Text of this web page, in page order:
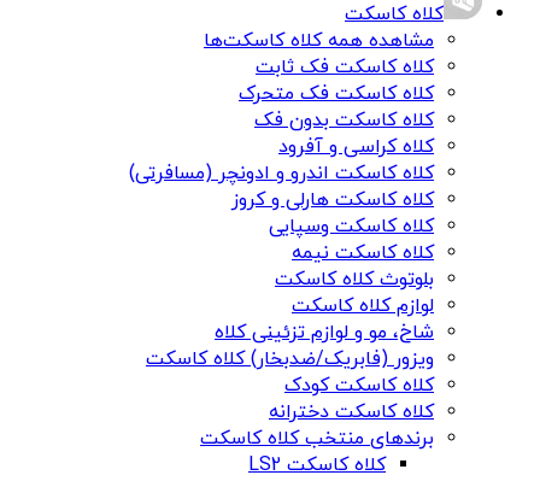
کلاه کاسکت
مشاهده همه کلاه کاسکت‌ها
کلاه کاسکت فک ثابت
کلاه کاسکت فک متحرک
کلاه کاسکت بدون فک
کلاه کراسی و آفرود
کلاه کاسکت اندرو و ادونچر (مسافرتی)
کلاه کاسکت هارلی و کروز
کلاه کاسکت وسپایی
کلاه کاسکت نیمه
بلوتوث کلاه کاسکت
لوازم کلاه کاسکت
شاخ، مو و لوازم تزئینی کلاه
ویزور (فابریک/ضدبخار) کلاه کاسکت
کلاه کاسکت کودک
کلاه کاسکت دخترانه
برندهای منتخب کلاه کاسکت
کلاه کاسکت LS2